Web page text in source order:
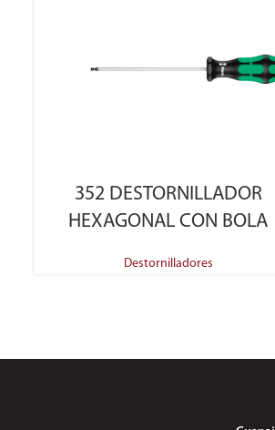
352 DESTORNILLADOR
HEXAGONAL CON BOLA
Destornilladores